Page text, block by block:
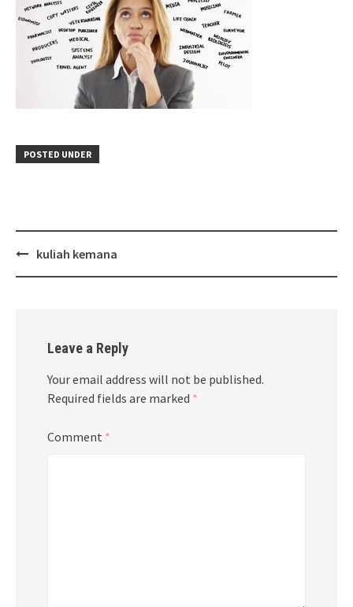
POSTED UNDER
Postkuliah kemana
Leave a Reply
Your email address will not be published.
Required fields are marked *
Comment *